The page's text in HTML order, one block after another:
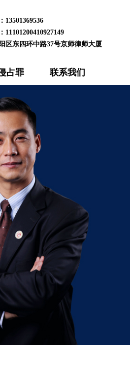
13501369536
11101200410927149
区东四环中路37号京师律师大厦
占罪 联系我们